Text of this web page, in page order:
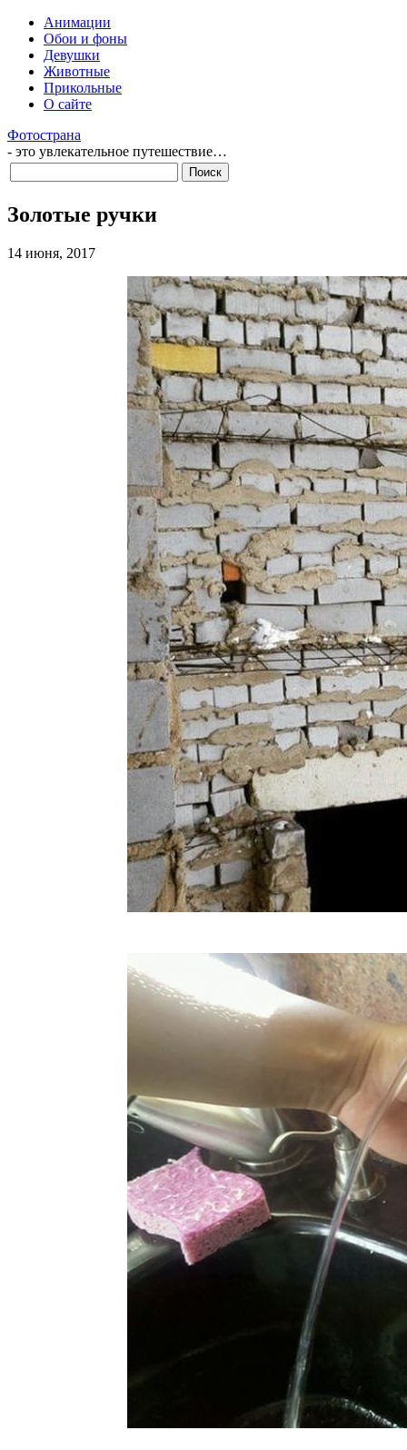
Анимации
Обои и фоны
Девушки
Животные
Прикольные
О сайте
Фотострана
- это увлекательное путешествие…
Золотые ручки
14 июня, 2017